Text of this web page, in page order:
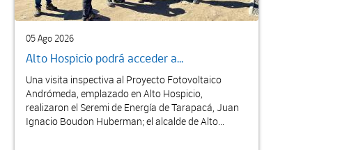
05 Ago 2026
Alto Hospicio podrá acceder a...
Una visita inspectiva al Proyecto Fotovoltaico
Andrómeda, emplazado en Alto Hospicio,
realizaron el Seremi de Energía de Tarapacá, Juan
Ignacio Boudon Huberman; el alcalde de Alto...